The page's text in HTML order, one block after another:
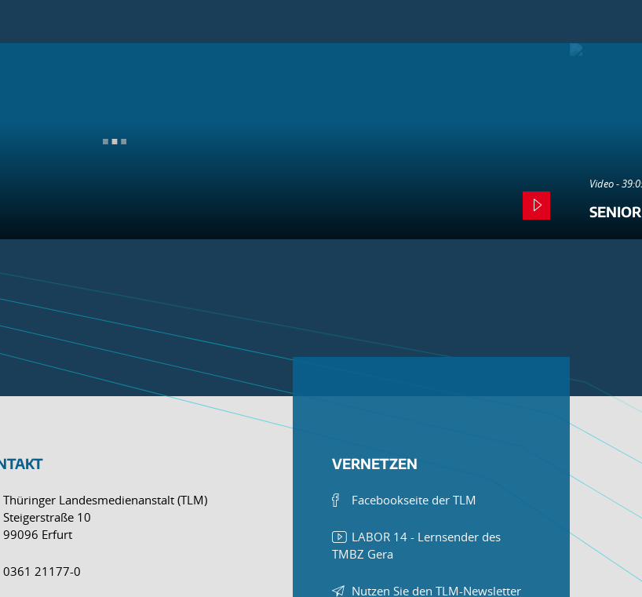
Video -
Thüringer Landesmedienanstalt (TLM)
Steigerstraße 10
99096 Erfurt
0361 21177-0
VERNETZEN
Facebookseite der TLM
LABOR 14 - Lernsender des
TMBZ Gera
Nutzen Sie den TLM-Newsletter